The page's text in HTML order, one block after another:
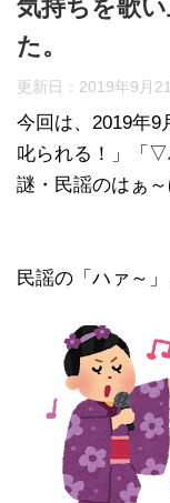
気持ちを歌
た。
更新日： 2019年9月
今回は、2019年9
叱られる！」「▽
謎・民謡のはぁ～
民謡の「ハァ～